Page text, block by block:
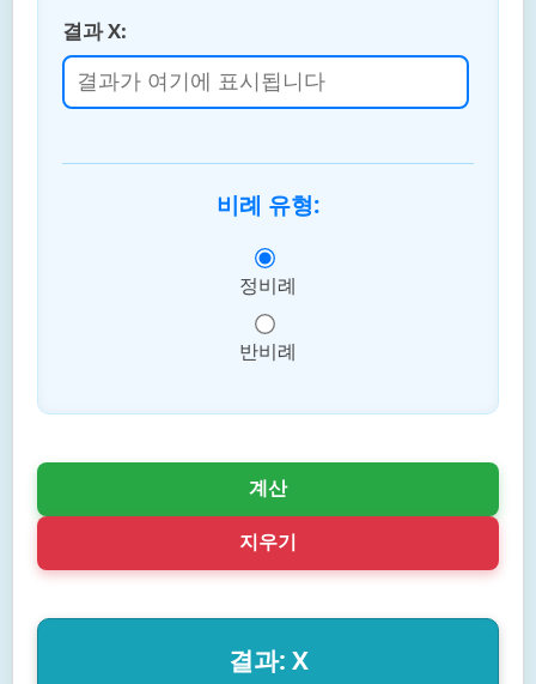
결과 X:
비례 유형:
정비례
반비례
계산
지우기
결과: X